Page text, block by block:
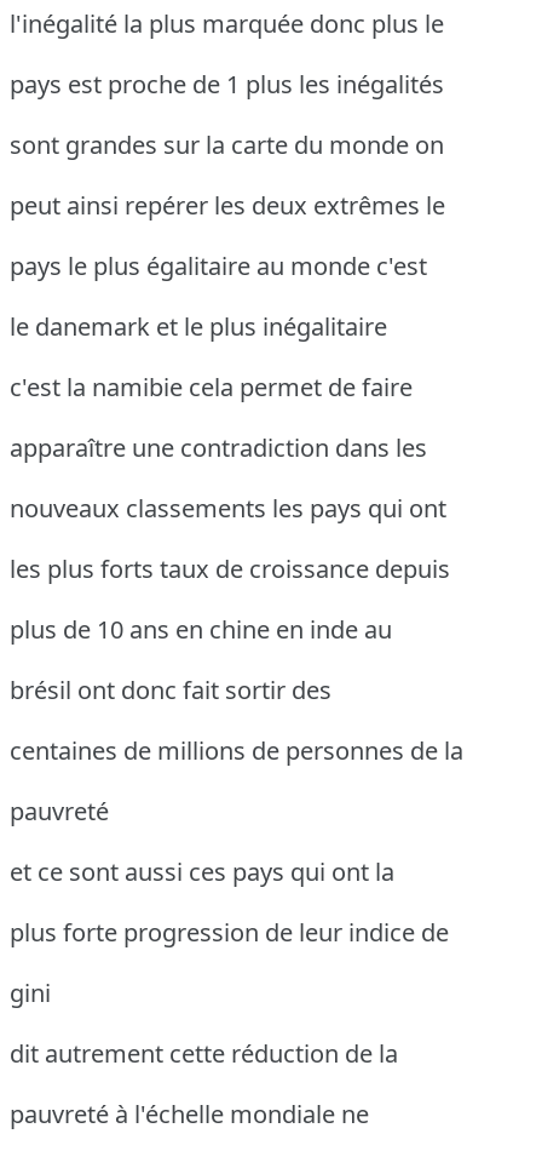
l'inégalité la plus marquée donc plus le
pays est proche de 1 plus les inégalités
sont grandes sur la carte du monde on
peut ainsi repérer les deux extrêmes le
pays le plus égalitaire au monde c'est
le danemark et le plus inégalitaire
c'est la namibie cela permet de faire
apparaître une contradiction dans les
nouveaux classements les pays qui ont
les plus forts taux de croissance depuis
plus de 10 ans en chine en inde au
brésil ont donc fait sortir des
centaines de millions de personnes de la
pauvreté
et ce sont aussi ces pays qui ont la
plus forte progression de leur indice de
gini
dit autrement cette réduction de la
pauvreté à l'échelle mondiale ne